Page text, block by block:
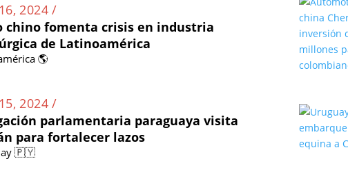
2024 /
chino fomenta crisis en industria
de Latinoamérica
🌎
2024 /
parlamentaria paraguaya visita
para fortalecer lazos
🇵🇾